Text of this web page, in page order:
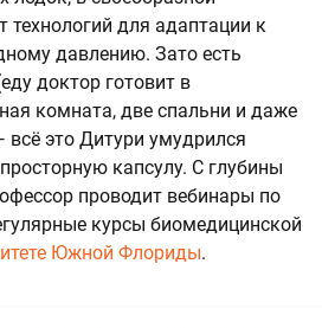
технологий для адаптации к
давлению. Зато есть
доктор готовит в
комната, две спальни и даже
это Дитури умудрился
капсулу. С глубины
проводит вебинары по
курсы биомедицинской
Южной Флориды.